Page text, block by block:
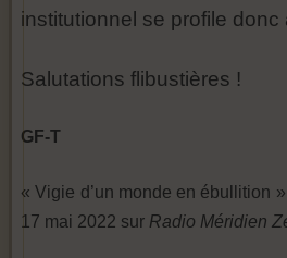
institutionnel se profile donc
Salutations flibustières !
GF-T
« Vigie d’un monde en ébullition
17 mai 2022 sur Radio Méridien